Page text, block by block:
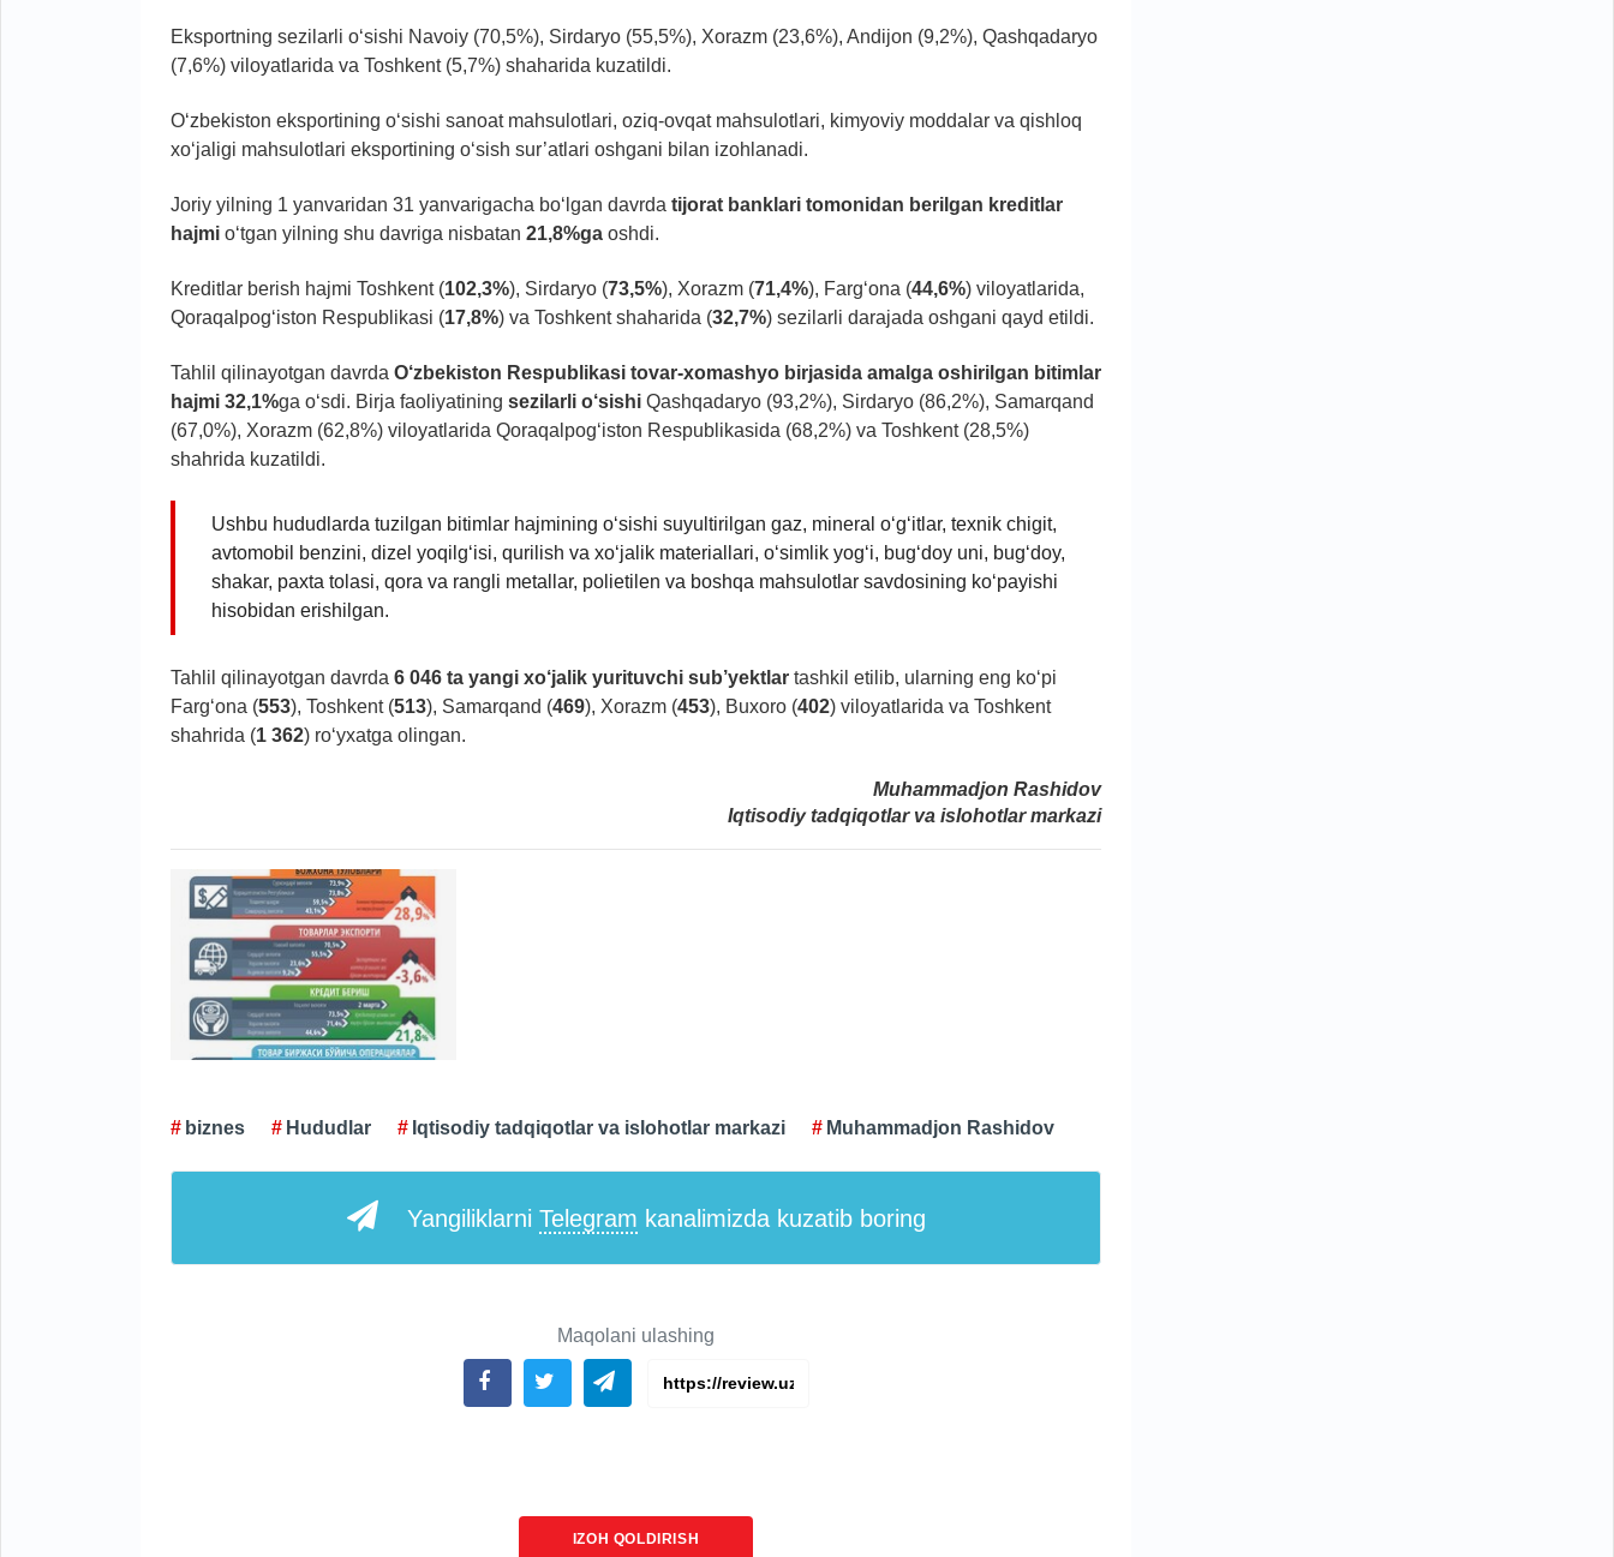
Eksportning sezilarli o‘sishi Navoiy (70,5%), Sirdaryo (55,5%), Xorazm (23,6%), Andijon (9,2%), Qashqadaryo
(7,6%) viloyatlarida va Toshkent (5,7%) shaharida kuzatildi.
O‘zbekiston eksportining o‘sishi sanoat mahsulotlari, oziq-ovqat mahsulotlari, kimyoviy moddalar va qishloq
xo‘jaligi mahsulotlari eksportining o‘sish sur’atlari oshgani bilan izohlanadi.
Joriy yilning 1 yanvaridan 31 yanvarigacha bo‘lgan davrda tijorat banklari tomonidan berilgan kreditlar
hajmi o‘tgan yilning shu davriga nisbatan 21,8%ga oshdi.
Kreditlar berish hajmi Toshkent (102,3%), Sirdaryo (73,5%), Xorazm (71,4%), Farg‘ona (44,6%) viloyatlarida,
Qoraqalpog‘iston Respublikasi (17,8%) va Toshkent shaharida (32,7%) sezilarli darajada oshgani qayd etildi.
Tahlil qilinayotgan davrda O‘zbekiston Respublikasi tovar-xomashyo birjasida amalga oshirilgan bitimlar
hajmi 32,1%ga o‘sdi. Birja faoliyatining sezilarli o‘sishi Qashqadaryo (93,2%), Sirdaryo (86,2%), Samarqand
(67,0%), Xorazm (62,8%) viloyatlarida Qoraqalpog‘iston Respublikasida (68,2%) va Toshkent (28,5%)
shahrida kuzatildi.
Ushbu hududlarda tuzilgan bitimlar hajmining o‘sishi suyultirilgan gaz, mineral o‘g‘itlar, texnik chigit,
avtomobil benzini, dizel yoqilg‘isi, qurilish va xo‘jalik materiallari, o‘simlik yog‘i, bug‘doy uni, bug‘doy,
shakar, paxta tolasi, qora va rangli metallar, polietilen va boshqa mahsulotlar savdosining ko‘payishi
hisobidan erishilgan.
Tahlil qilinayotgan davrda 6 046 ta yangi xo‘jalik yurituvchi sub’yektlar tashkil etilib, ularning eng ko‘pi
Farg‘ona (553), Toshkent (513), Samarqand (469), Xorazm (453), Buxoro (402) viloyatlarida va Toshkent
shahrida (1 362) ro‘yxatga olingan.
Muhammadjon Rashidov
Iqtisodiy tadqiqotlar va islohotlar markazi
biznes Hududlar Iqtisodiy tadqiqotlar va islohotlar markazi Muhammadjon Rashidov
Yangiliklarni Telegram kanalimizda kuzatib boring
Maqolani ulashing
IZOH QOLDIRISH